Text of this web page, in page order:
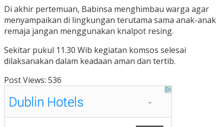
Di akhir pertemuan, Babinsa menghimbau warga agar
menyampaikan di lingkungan terutama sama anak-anak
remaja jangan menggunakan knalpot resing.
Sekitar pukul 11.30 Wib kegiatan komsos selesai
dilaksanakan dalam keadaan aman dan tertib.
Post Views: 536